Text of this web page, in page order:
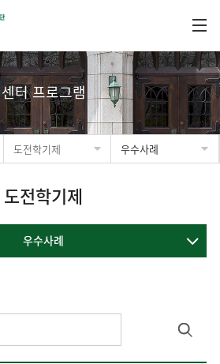
센터 프로그램
도전학기제 우수사례
도전학기제
우수사례